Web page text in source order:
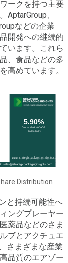
ークを持つ主要
、
などの企業
開発への継続的
います。これら
、食品などの多
高めています。
Distribution
と持続可能性へ
ングプレーヤー
薬品などのさま
ブとアクチュエ
さまざまな産業
品質のエアゾー